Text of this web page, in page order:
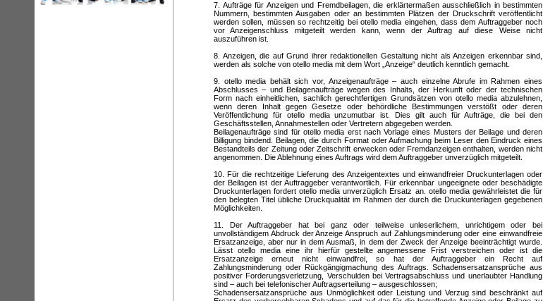
7. Aufträge für Anzeigen und Fremdbeilagen, die erklärtermaßen ausschließlich in bestimmten
Nummern, bestimmten Ausgaben oder an bestimmten Plätzen der Druckschrift veröffentlicht
werden sollen, müssen so rechtzeitig bei otello media eingehen, dass dem Auftraggeber noch
vor Anzeigenschluss mitgeteilt werden kann, wenn der Auftrag auf diese Weise nicht
auszuführen ist.
8. Anzeigen, die auf Grund ihrer redaktionellen Gestaltung nicht als Anzeigen erkennbar sind,
werden als solche von otello media mit dem Wort „Anzeige“ deutlich kenntlich gemacht.
9. otello media behält sich vor, Anzeigenaufträge – auch einzelne Abrufe im Rahmen eines
Abschlusses – und Beilagenaufträge wegen des Inhalts, der Herkunft oder der technischen
Form nach einheitlichen, sachlich gerechtfertigen Grundsätzen von otello media abzulehnen,
wenn deren Inhalt gegen Gesetze oder behördliche Bestimmungen verstößt oder deren
Veröffentlichung für otello media unzumutbar ist. Dies gilt auch für Aufträge, die bei den
Geschäftsstellen, Annahmestellen oder Vertretern abgegeben werden.
Beilagenaufträge sind für otello media erst nach Vorlage eines Musters der Beilage und deren
Billigung bindend. Beilagen, die durch Format oder Aufmachung beim Leser den Eindruck eines
Bestandteils der Zeitung oder Zeitschrift erwecken oder Fremdanzeigen enthalten, werden nicht
angenommen. Die Ablehnung eines Auftrags wird dem Auftraggeber unverzüglich mitgeteilt.
10. Für die rechtzeitige Lieferung des Anzeigentextes und einwandfreier Druckunterlagen oder
der Beilagen ist der Auftraggeber verantwortlich. Für erkennbar ungeeignete oder beschädigte
Druckunterlagen fordert otello media unverzüglich Ersatz an. otello media gewährleistet die für
den belegten Titel übliche Druckqualität im Rahmen der durch die Druckunterlagen gegebenen
Möglichkeiten.
11. Der Auftraggeber hat bei ganz oder teilweise unleserlichem, unrichtigem oder bei
unvollständigem Abdruck der Anzeige Anspruch auf Zahlungsminderung oder eine einwandfreie
Ersatzanzeige, aber nur in dem Ausmaß, in dem der Zweck der Anzeige beeinträchtigt wurde.
Lässt otello media eine ihr hierfür gestellte angemessene Frist verstreichen oder ist die
Ersatzanzeige erneut nicht einwandfrei, so hat der Auftraggeber ein Recht auf
Zahlungsminderung oder Rückgängigmachung des Auftrags. Schadensersatzansprüche aus
positiver Forderungsverletzung, Verschulden bei Vertragsabschluss und unerlaubter Handlung
sind – auch bei telefonischer Auftragserteilung – ausgeschlossen;
Schadensersatzansprüche aus Unmöglichkeit oder Leistung und Verzug sind beschränkt auf